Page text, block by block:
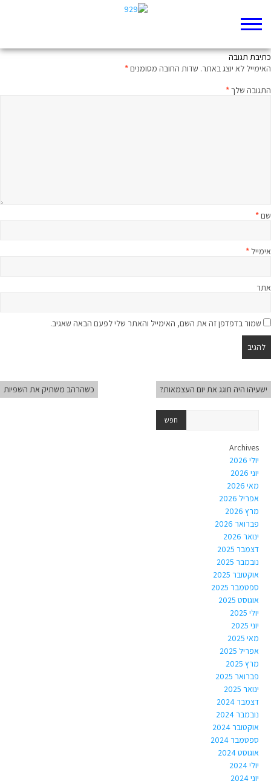
כתיבת תגובה
האימייל לא יוצג באתר. שדות החובה מסומנים*
התגובה שלך*
שם*
אימייל *
אתר
שמור בדפדפן זה את השם, האימייל והאתר שלי לפעם הבאה שאגיב.
ישעיהו היה חוגג את יום העצמאות? כשהרהב משתיק את השפיות
Archives
יולי 2026
יוני 2026
מאי 2026
אפריל 2026
מרץ 2026
פברואר 2026
ינואר 2026
דצמבר 2025
נובמבר 2025
אוקטובר 2025
ספטמבר 2025
אוגוסט 2025
יולי 2025
יוני 2025
מאי 2025
אפריל 2025
מרץ 2025
פברואר 2025
ינואר 2025
דצמבר 2024
נובמבר 2024
אוקטובר 2024
ספטמבר 2024
אוגוסט 2024
יולי 2024
יוני 2024